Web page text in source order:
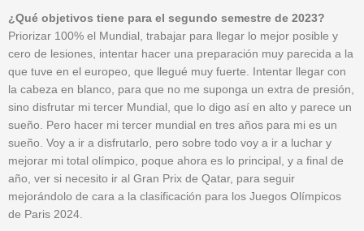
¿Qué objetivos tiene para el segundo semestre de 2023?
Priorizar 100% el Mundial, trabajar para llegar lo mejor posible y
cero de lesiones, intentar hacer una preparación muy parecida a la
que tuve en el europeo, que llegué muy fuerte. Intentar llegar con
la cabeza en blanco, para que no me suponga un extra de presión,
sino disfrutar mi tercer Mundial, que lo digo así en alto y parece un
sueño. Pero hacer mi tercer mundial en tres años para mi es un
sueño. Voy a ir a disfrutarlo, pero sobre todo voy a ir a luchar y
mejorar mi total olímpico, poque ahora es lo principal, y a final de
año, ver si necesito ir al Gran Prix de Qatar, para seguir
mejorándolo de cara a la clasificación para los Juegos Olímpicos
de Paris 2024.